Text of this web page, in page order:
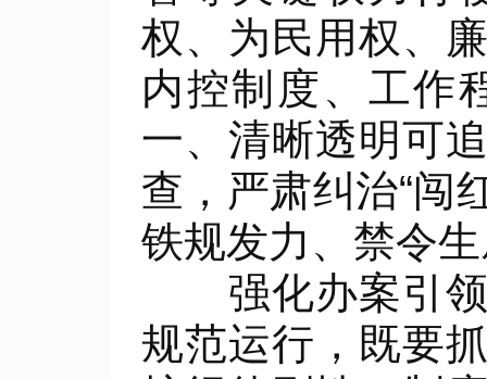
权、为民用权、
内控制度、工作
一、清晰透明可
查，严肃纠治“闯
铁规发力、禁令
强化办案引领
规范运行，既要